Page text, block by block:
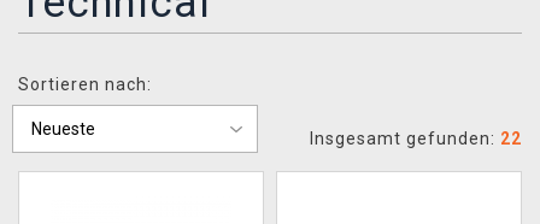
XZONE CLUB
Sortieren nach:
Insgesamt gefunden: 22